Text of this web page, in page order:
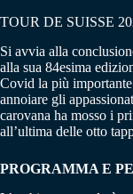
TOUR DE SUISSE
Si avvia alla
alla sua 84esima
Covid la più
annoiare gli
carovana ha mosso i
all’ultima delle otto
PROGRAMMA E